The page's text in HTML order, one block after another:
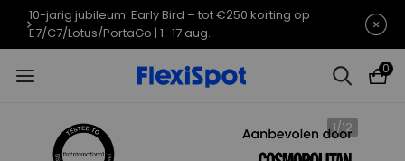
10-jarig jubileum: Early Bird – tot €250 korting op
E7/C7/Lotus/PortaGo | 1–17 aug.
0
1/12